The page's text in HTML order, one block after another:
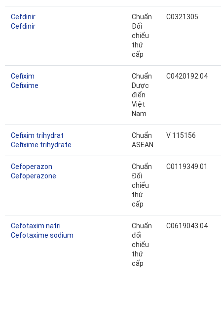
Cefdinir
Cefdinir
Chuẩn
Đối
chiếu
thứ
cấp
C0321305
Cefixim
Cefixime
Chuẩn
Dược
điển
Việt
Nam
C0420192.04
Cefixim trihydrat
Cefixime trihydrate
Chuẩn
ASEAN
V 115156
Cefoperazon
Cefoperazone
Chuẩn
Đối
chiếu
thứ
cấp
C0119349.01
Cefotaxim natri
Cefotaxime sodium
Chuẩn
đối
chiếu
thứ
cấp
C0619043.04